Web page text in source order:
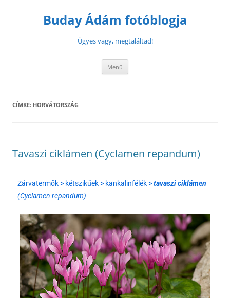
Buday Ádám fotóblogja
Ügyes vagy, megtaláltad!
Menü
CÍMKE: HORVÁTORSZÁG
Tavaszi ciklámen (Cyclamen repandum)
Zárvatermők > kétszikűek > kankalinfélék >tavaszi ciklámen
(Cyclamen repandum)